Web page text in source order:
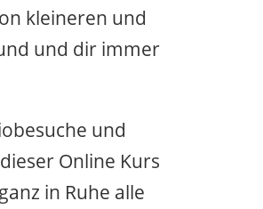
kleineren und
und dir immer
und
Online Kurs
in Ruhe alle